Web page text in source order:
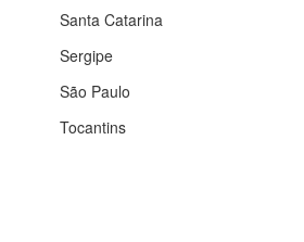
Santa Catarina
Sergipe
São Paulo
Tocantins